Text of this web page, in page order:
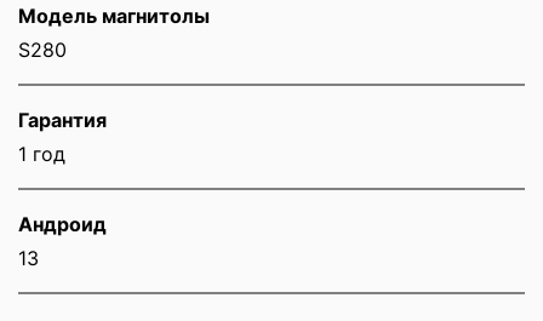
Модель магнитолы
S280
Гарантия
1 год
Андроид
13